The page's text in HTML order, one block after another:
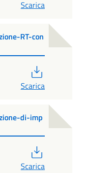
Scarica
RT-con
Scarica
di-imp
Scarica